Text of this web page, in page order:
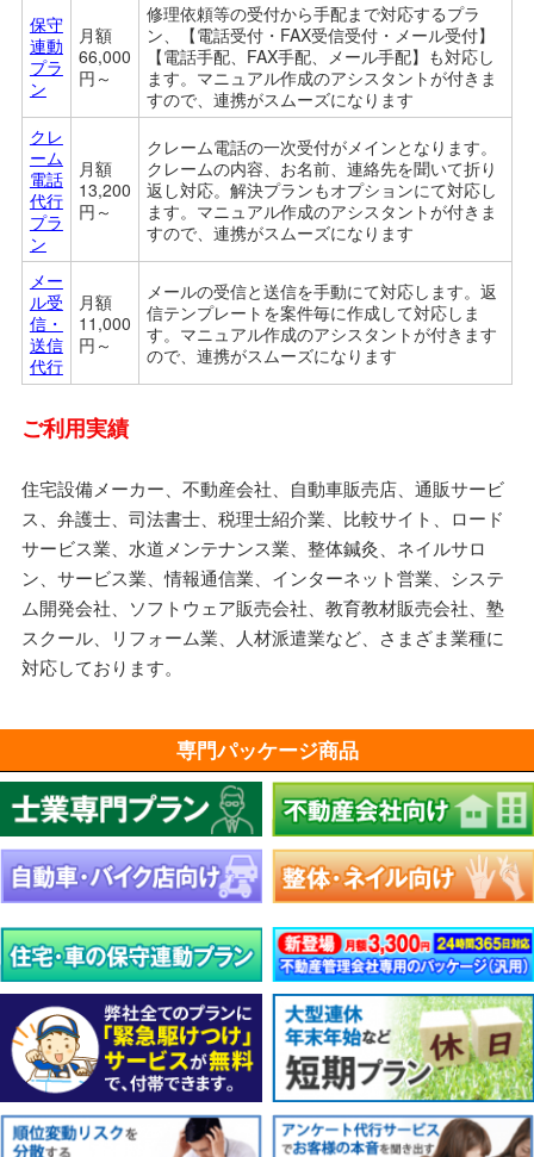
保守
連動
プラ
ン
月額
66,000
円～
修理依頼等の受付から手配まで対応するプラ
ン、【電話受付・FAX受信受付・メール受付】
【電話手配、FAX手配、メール手配】も対応し
ます。マニュアル作成のアシスタントが付きま
すので、連携がスムーズになります
クレ
ーム
電話
代行
プラ
ン
月額
13,200
円～
クレーム電話の一次受付がメインとなります。
クレームの内容、お名前、連絡先を聞いて折り
返し対応。解決プランもオプションにて対応し
ます。 マニュアル作成のアシスタントが付きま
すので、連携がスムーズになります
メー
ル受
信・
送信
代行
月額
11,000
円～
メールの受信と送信を手動にて対応します。返
信テンプレートを案件毎に作成して対応しま
す。 マニュアル作成のアシスタントが付きます
ので、連携がスムーズになります
ご利用実績
住宅設備メーカー、不動産会社、自動車販売店、通販サービ
ス、弁護士、司法書士、税理士紹介業、比較サイト、ロード
サービス業、水道メンテナンス業、整体鍼灸、ネイルサロ
ン、サービス業、情報通信業、インターネット営業、システ
ム開発会社、ソフトウェア販売会社、教育教材販売会社、塾
スクール、リフォーム業、人材派遣業など、さまざま業種に
対応しております。
専門パッケージ商品